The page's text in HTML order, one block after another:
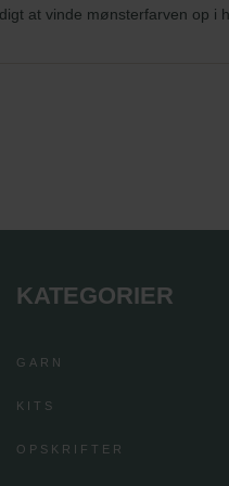
at vinde mønsterfarven op i
KATEGORIER
GARN
KITS
OPSKRIFTER